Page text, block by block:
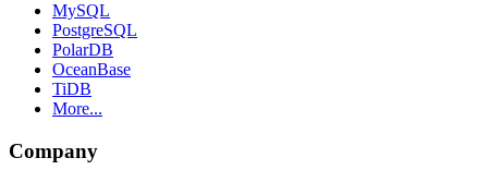
MySQL
PostgreSQL
PolarDB
OceanBase
TiDB
More...
Company